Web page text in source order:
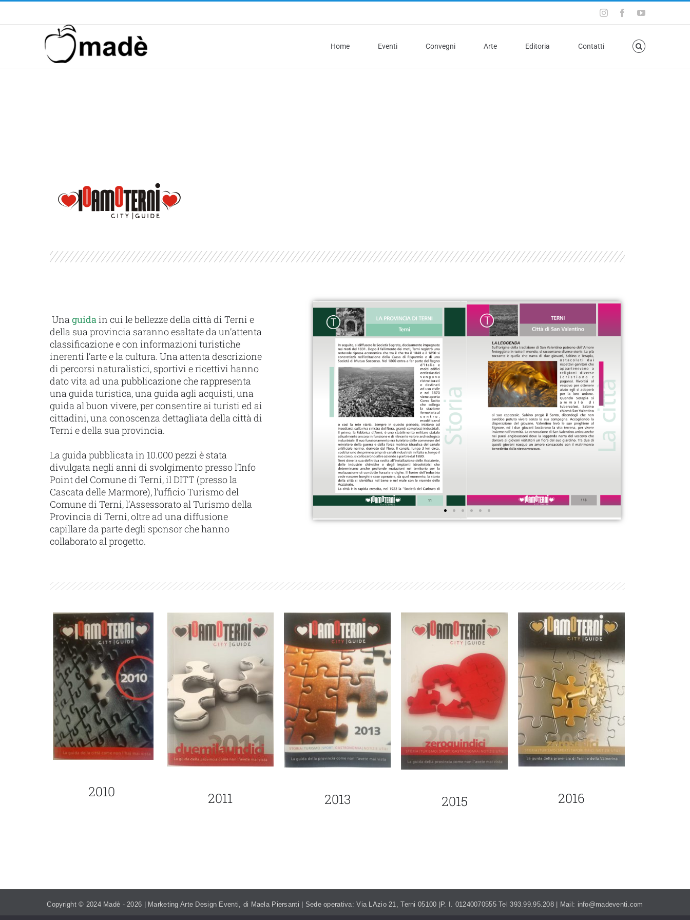
Home Eventi Convegni Arte Editoria Contatti
Unaguidain cui le bellezze della città di Terni e
della sua provincia saranno esaltate da un’attenta
classificazione e con informazioni turistiche
inerenti l’arte e la cultura. Una attenta descrizione
di percorsi naturalistici, sportivi e ricettivi hanno
dato vita ad una pubblicazione che rappresenta
una guida turistica, una guida agli acquisti, una
guida al buon vivere, per consentire ai turisti ed ai
cittadini, una conoscenza dettagliata della città di
Terni e della sua provincia.
La guida pubblicata in 10.000 pezzi è stata
divulgata negli anni di svolgimento presso l’Info
Point del Comune di Terni, il DITT (presso la
Cascata delle Marmore), l’ufficio Turismo del
Comune di Terni, l’Assessorato al Turismo della
Provincia di Terni, oltre ad una diffusione
capillare da parte degli sponsor che hanno
collaborato al progetto.
2010 2011 2013 2015 2016
Copyright © 2024 Madè - 2026 | Marketing Arte Design Eventi, di Maela Piersanti | Sede operativa: Via LAzio 21, Terni 05100 |P. I. 01240070555 Tel 393.99.95.208 | Mail: info@madeventi.com